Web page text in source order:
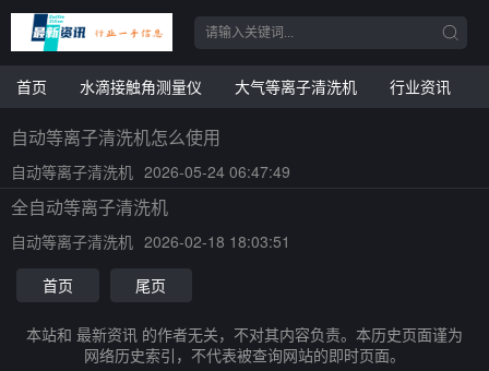
首页 水滴接触角测量仪 大气等离子清洗机 行业资讯
自动等离子清洗机怎么使用
自动等离子清洗机 2026-05-24 06:47:49
全自动等离子清洗机
自动等离子清洗机 2026-02-18 18:03:51
首页
尾页
本站和 最新资讯 的作者无关，不对其内容负责。本历史页面谨为
网络历史索引，不代表被查询网站的即时页面。